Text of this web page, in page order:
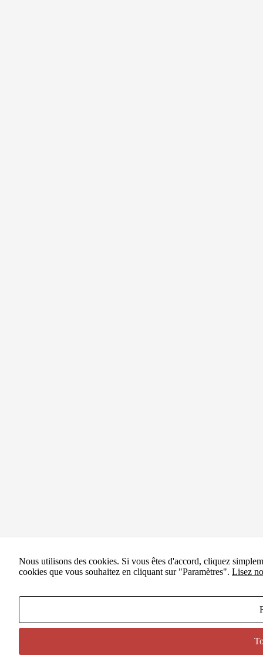
Nous utilisons des cookies. Si vous êtes d'accord, cliquez
cookies que vous souhaitez en cliquant sur "Paramètres". Lisez